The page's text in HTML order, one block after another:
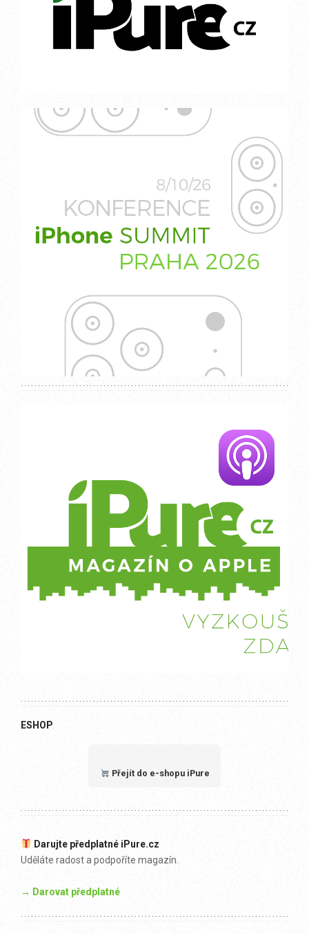
ESHOP
Přejít do e-shopu iPure
Darujte předplatné iPure.cz
Uděláte radost a podpoříte magazín.
→ Darovat předplatné